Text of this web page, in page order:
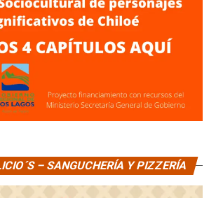
– SANGUCHERÍA Y PIZZERÍA